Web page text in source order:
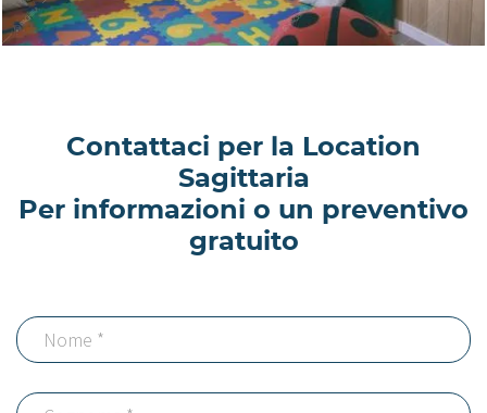
Contattaci per la Location
Sagittaria
Per informazioni o un preventivo
gratuito